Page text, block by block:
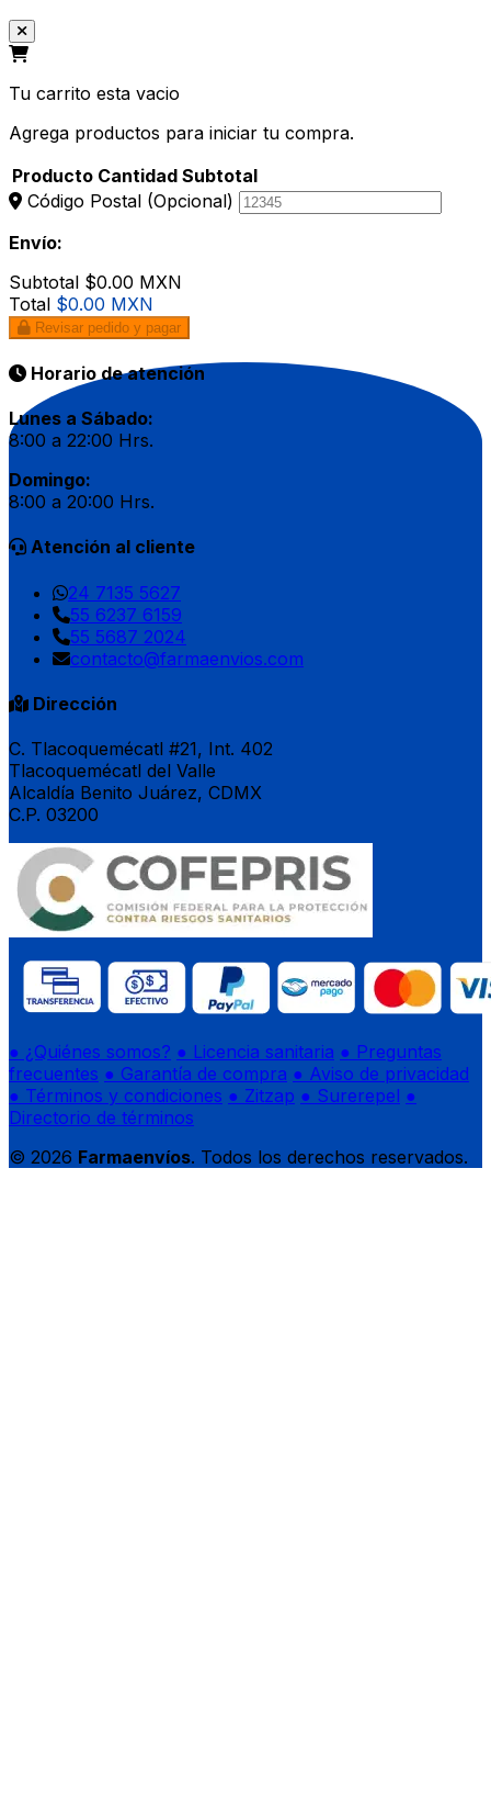
Tu carrito esta vacio
Agrega productos para iniciar tu compra.
Producto Cantidad Subtotal
Código Postal (Opcional)
Envío:
Subtotal $0.00 MXN
Total $0.00 MXN
Revisar pedido y pagar
Horario de atención
Lunes a Sábado:
8:00 a 22:00 Hrs.
Domingo:
8:00 a 20:00 Hrs.
Atención al cliente
24 7135 5627
55 6237 6159
55 5687 2024
contacto@farmaenvios.com
Dirección
C. Tlacoquemécatl #21, Int. 402
Tlacoquemécatl del Valle
Alcaldía Benito Juárez, CDMX
C.P. 03200
● ¿Quiénes somos? ● Licencia sanitaria ● Preguntas
frecuentes ● Garantía de compra ● Aviso de privacidad
● Términos y condiciones ● Zitzap ● Surerepel ●
Directorio de términos
© 2026 Farmaenvíos. Todos los derechos reservados.